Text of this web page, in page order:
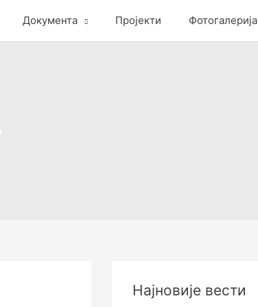
Документа Пројекти Фотогалерија
Најновије вести